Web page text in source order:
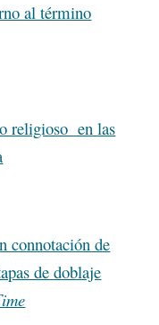
al término
religioso en las
connotación de
de doblaje